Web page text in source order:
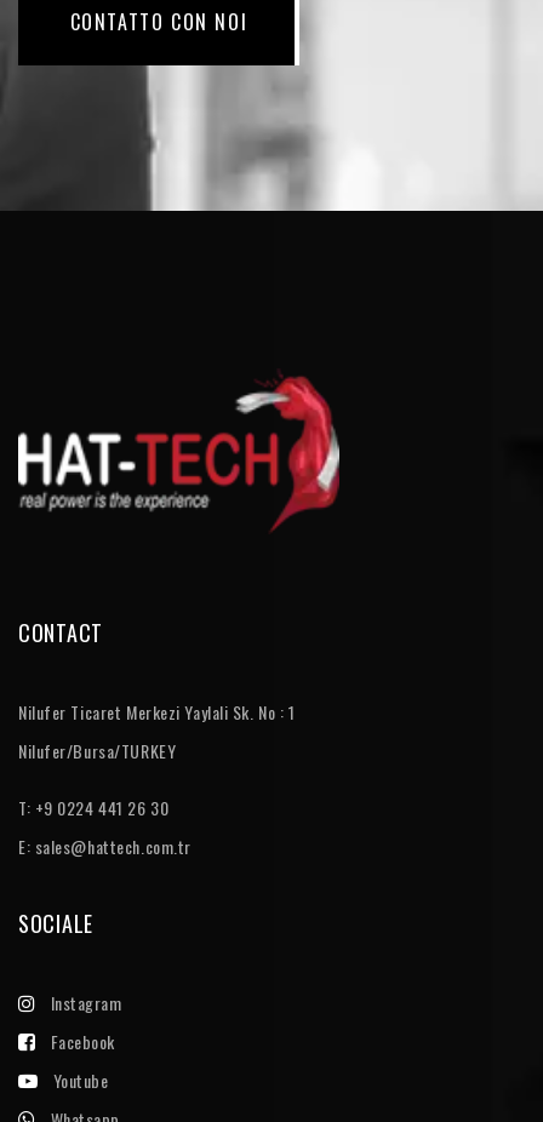
CONTATTO CON NOI
CONTACT
Nilufer Ticaret Merkezi Yaylali Sk. No : 1
Nilufer/Bursa/TURKEY
T: +9 0224 441 26 30
E: sales@hattech.com.tr
SOCIALE
Instagram
Facebook
Youtube